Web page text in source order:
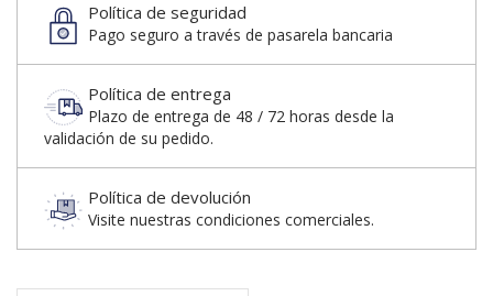
Política de seguridad
Pago seguro a través de pasarela bancaria
Política de entrega
Plazo de entrega de 48 / 72 horas desde la
validación de su pedido.
Política de devolución
Visite nuestras condiciones comerciales.